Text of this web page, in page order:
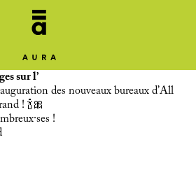
sur l’
des nouveaux bureaux d’All
! 🍾🎀
!